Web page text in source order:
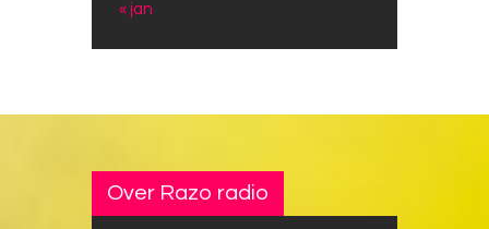
« jan
Over Razo radio